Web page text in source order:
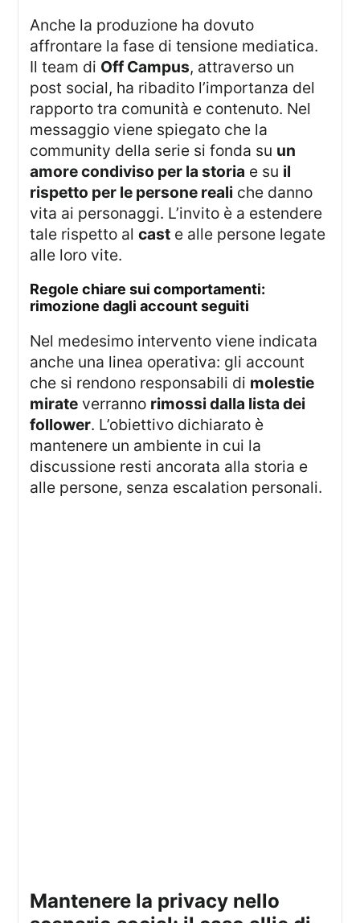
Anche la produzione ha dovuto
affrontare la fase di tensione mediatica.
Il team di Off Campus, attraverso un
post social, ha ribadito l’importanza del
rapporto tra comunità e contenuto. Nel
messaggio viene spiegato che la
community della serie si fonda su un
amore condiviso per la storia e su il
rispetto per le persone reali che danno
vita ai personaggi. L’invito è a estendere
tale rispetto alcast e alle persone legate
alle loro vite.
regole chiare sui comportamenti:
rimozione dagli account seguiti
Nel medesimo intervento viene indicata
anche una linea operativa: gli account
che si rendono responsabili di molestie
mirate verranno rimossi dalla lista dei
follower. L’obiettivo dichiarato è
mantenere un ambiente in cui la
discussione resti ancorata alla storia e
alle persone, senza escalation personali.
mantenere la privacy nello